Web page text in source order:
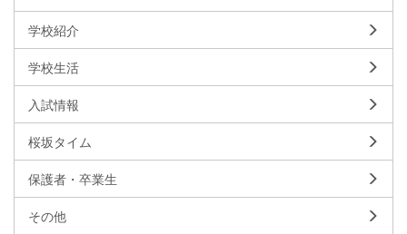
学校紹介
学校生活
入試情報
桜坂タイム
保護者・卒業生
その他